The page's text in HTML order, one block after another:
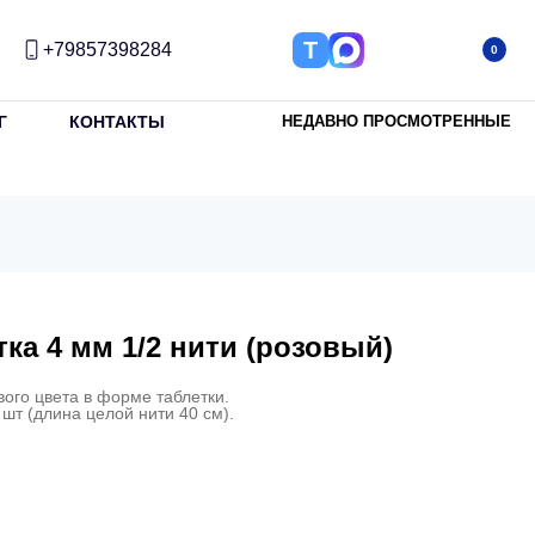
+79857398284 Т 0
КОНТАКТЫ НЕДАВНО ПРОСМОТРЕННЫЕ
4 мм 1/2 нити (розовый)
цвета в форме таблетки.
(длина целой нити 40 см).